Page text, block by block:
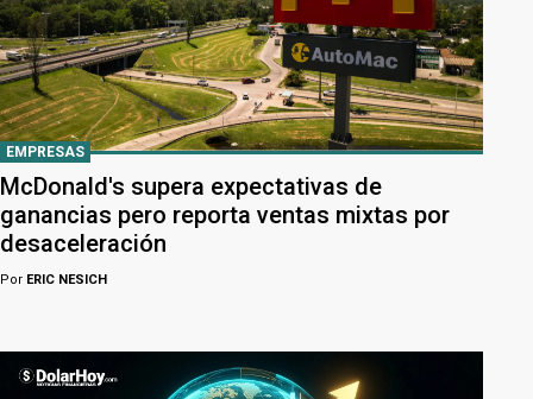
EMPRESAS
McDonald's supera expectativas de
ganancias pero reporta ventas mixtas por
desaceleración
Por ERIC NESICH